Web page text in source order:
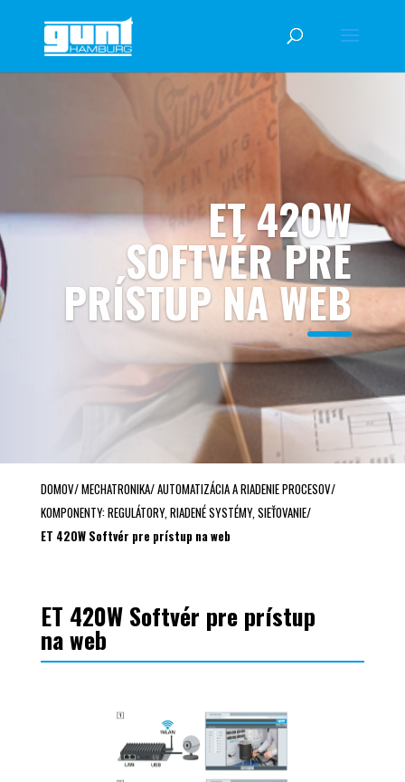
ET 420W
SOFTVÉR PRE
PRÍSTUP NA WEB
DOMOV/MECHATRONIKA/AUTOMATIZÁCIA A RIADENIE PROCESOV/
KOMPONENTY: REGULÁTORY, RIADENÉ SYSTÉMY, SIEŤOVANIE/
ET 420W Softvér pre prístup na web
ET 420W Softvér pre prístup
na web